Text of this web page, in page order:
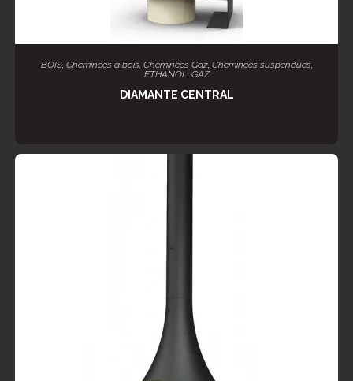
LIRE LA SUITE
BOIS, Cheminées à bois Cheminées Gaz, Cheminées suspendues
ETHANOL
GAZ
DIAMANTE CENTRAL